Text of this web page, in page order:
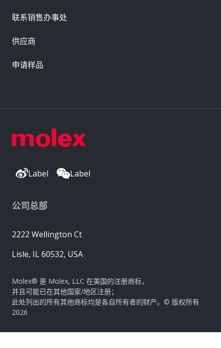
Label Label
公司总部
2222 Wellington Ct
Lisle, IL 60532, USA
Molex® 是 Molex, LLC 在美国的注册商标，
并且可能已在其他国家/地区注册；
此处列出的所有其他商标均是各自所有者的财产。© 版权所有
2026
联系销售办事处
供应商
申请样品